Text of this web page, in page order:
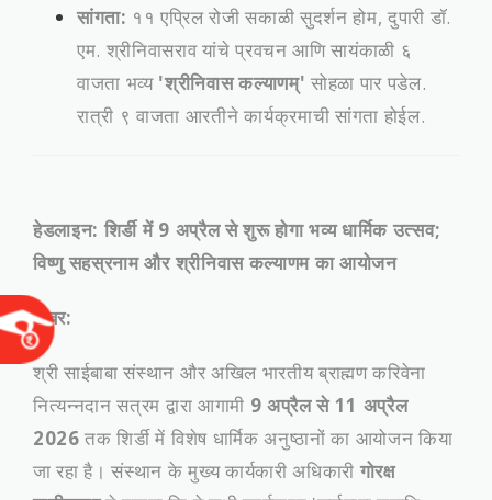
सांगता: ११ एप्रिल रोजी सकाळी सुदर्शन होम, दुपारी डॉ.
एम. श्रीनिवासराव यांचे प्रवचन आणि सायंकाळी ६
वाजता भव्य 'श्रीनिवास कल्याणम्' सोहळा पार पडेल.
रात्री ९ वाजता आरतीने कार्यक्रमाची सांगता होईल.
हेडलाइन: शिर्डी में 9 अप्रैल से शुरू होगा भव्य धार्मिक उत्सव;
विष्णु सहस्रनाम और श्रीनिवास कल्याणम का आयोजन
खबर:
श्री साईबाबा संस्थान और अखिल भारतीय ब्राह्मण करिवेना
नित्यन्नदान सत्रम द्वारा आगामी 9 अप्रैल से 11 अप्रैल
2026 तक शिर्डी में विशेष धार्मिक अनुष्ठानों का आयोजन किया
जा रहा है। संस्थान के मुख्य कार्यकारी अधिकारी गोरक्ष